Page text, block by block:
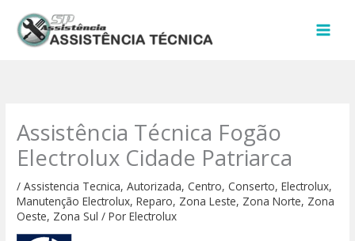
para
Assistência Técnica Fogão
Electrolux Cidade Patriarca
/Assistencia Tecnica,Autorizada,Centro,Conserto,Electrolux,
Manutenção Electrolux,Reparo, Zona Leste, Zona Norte, Zona
Oeste, Zona Sul / PorElectrolux